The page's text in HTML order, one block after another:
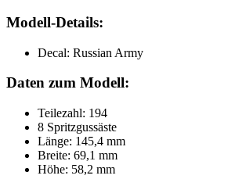
Modell-Details:
Decal: Russian Army
Daten zum Modell:
Teilezahl: 194
8 Spritzgussäste
Länge: 145,4 mm
Breite: 69,1 mm
Höhe: 58,2 mm